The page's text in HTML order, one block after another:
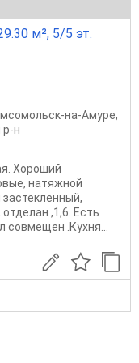
м², 5/5 эт.
на-Амуре,
р-н
Хороший
натяжной
застекленный,
,1,6. Есть
совмещен .Кухня...